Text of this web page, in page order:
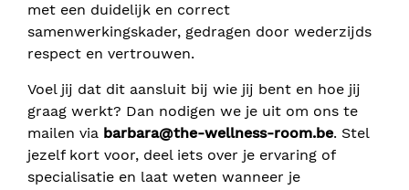
met een duidelijk en correct
samenwerkingskader, gedragen door wederzijds
respect en vertrouwen.
Voel jij dat dit aansluit bij wie jij bent en hoe jij
graag werkt? Dan nodigen we je uit om ons te
mailen via barbara@the-wellness-room.be. Stel
jezelf kort voor, deel iets over je ervaring of
specialisatie en laat weten wanneer je